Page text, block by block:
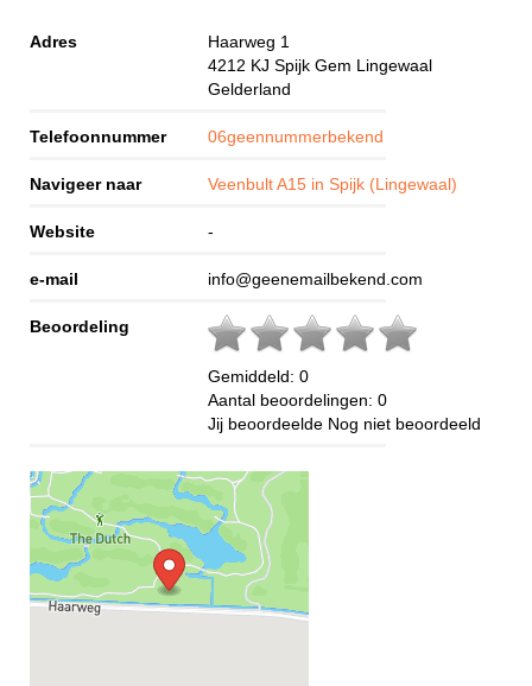
Adres
Haarweg 1
4212 KJ Spijk Gem Lingewaal
Gelderland
Telefoonnummer 06geennummerbekend
Navigeer naar Veenbult A15 in Spijk (Lingewaal)
Website -
e-mail info@geenemailbekend.com
Beoordeling
Gemiddeld: 0
Aantal beoordelingen: 0
Jij beoordeelde Nog niet beoordeeld